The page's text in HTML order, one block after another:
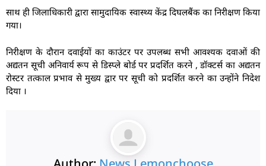
साथ ही जिलाधिकारी द्वारा सामुदायिक स्वास्थ्य केंद्र दिघलबैंक का निरीक्षण किया
गया।
निरीक्षण के दौरान दवाईयों का काउंटर पर उपलब्ध सभी आवश्यक दवाओं की
अद्यतन सूची अनिवार्य रूप से डिस्प्ले बोर्ड पर प्रदर्शित करने , डॉक्टर्स का अद्यतन
रोस्टर तत्काल प्रभाव से मुख्य द्वार पर सूची को प्रदर्शित करने का उन्होंने निदेश
दिया ।